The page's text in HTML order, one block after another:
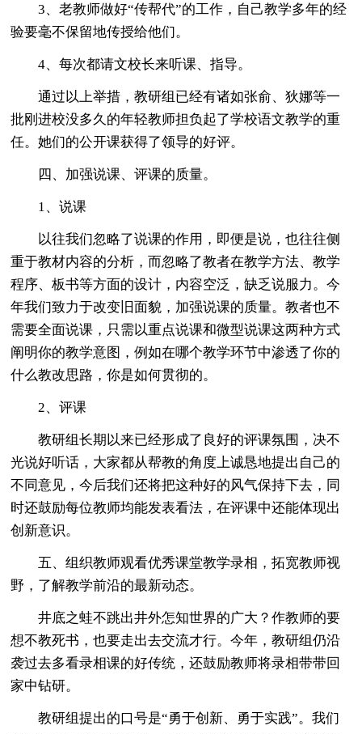
3、老教师做好“传帮代”的工作，自己教学多年的经
验要毫不保留地传授给他们。
4、每次都请文校长来听课、指导。
通过以上举措，教研组已经有诸如张俞、狄娜等一
批刚进校没多久的年轻教师担负起了学校语文教学的重
任。她们的公开课获得了领导的好评。
四、加强说课、评课的质量。
1、说课
以往我们忽略了说课的作用，即便是说，也往往侧
重于教材内容的分析，而忽略了教者在教学方法、教学
程序、板书等方面的设计，内容空泛，缺乏说服力。今
年我们致力于改变旧面貌，加强说课的质量。教者也不
需要全面说课，只需以重点说课和微型说课这两种方式
阐明你的教学意图，例如在哪个教学环节中渗透了你的
什么教改思路，你是如何贯彻的。
2、评课
教研组长期以来已经形成了良好的评课氛围，决不
光说好听话，大家都从帮教的角度上诚恳地提出自己的
不同意见，今后我们还将把这种好的风气保持下去，同
时还鼓励每位教师均能发表看法，在评课中还能体现出
创新意识。
五、组织教师观看优秀课堂教学录相，拓宽教师视
野，了解教学前沿的最新动态。
井底之蛙不跳出井外怎知世界的广大？作教师的要
想不教死书，也要走出去交流才行。今年，教研组仍沿
袭过去多看录相课的好传统，还鼓励教师将录相带带回
家中钻研。
教研组提出的口号是“勇于创新、勇于实践”。我们